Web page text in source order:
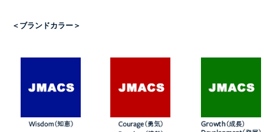
＜ブランドカラー＞